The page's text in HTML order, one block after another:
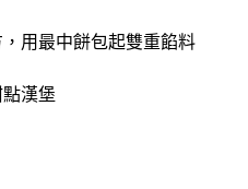
用最中餅包起雙重餡料
漢堡